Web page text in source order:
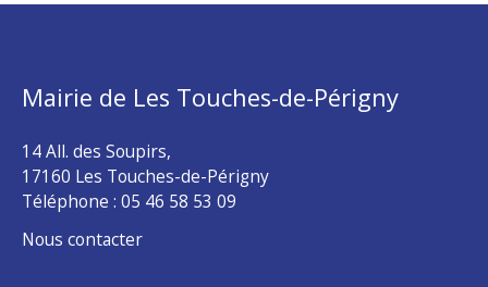
Mairie de Les Touches-de-Périgny
14 All. des Soupirs,
17160 Les Touches-de-Périgny
Téléphone : 05 46 58 53 09
Nous contacter